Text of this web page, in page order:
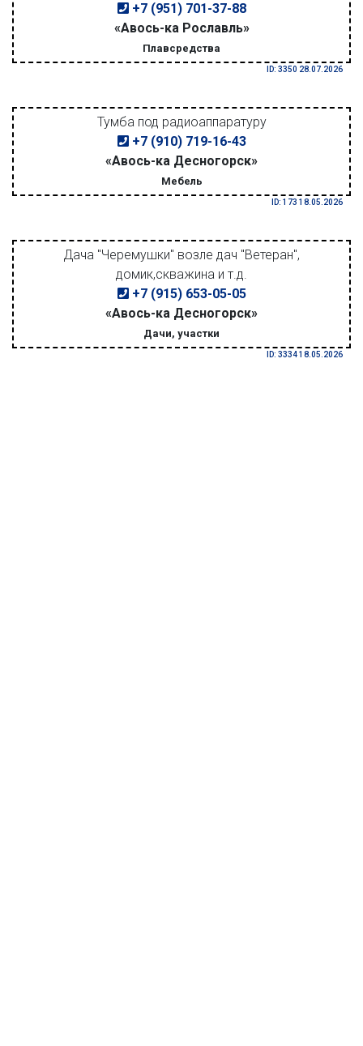
+7 (951) 701-37-88
«Авось-ка Рославль»
Плавсредства
ID: 3350 28.07.2026
Тумба под радиоаппаратуру
+7 (910) 719-16-43
«Авось-ка Десногорск»
Мебель
ID: 173 18.05.2026
Дача "Черемушки" возле дач "Ветеран",
домик,скважина и т.д.
+7 (915) 653-05-05
«Авось-ка Десногорск»
Дачи, участки
ID: 3334 18.05.2026